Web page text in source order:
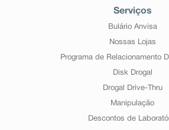
Serviços
Bulário Anvisa
Nossas Lojas
Programa de Relacionamento
Disk Drogal
Drogal Drive-Thru
Manipulação
Descontos de